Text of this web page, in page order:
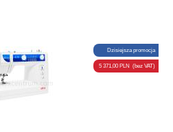
Dzisiejsza promocja
5 371,00 PLN (bez VAT)